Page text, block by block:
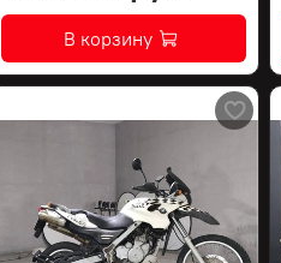
В корзину